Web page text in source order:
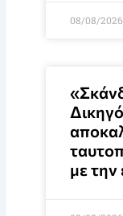
08/08/2026
με την